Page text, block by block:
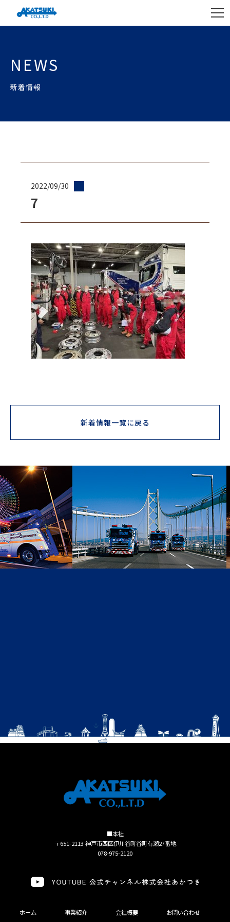
NEWS
新着情報
2022/09/30
7
新着情報一覧に戻る
■本社
〒651-2113 神戸市西区伊川谷町谷町有瀬27番地
078-975-2120
ホーム 事業紹介 会社概要 お問い合わせ